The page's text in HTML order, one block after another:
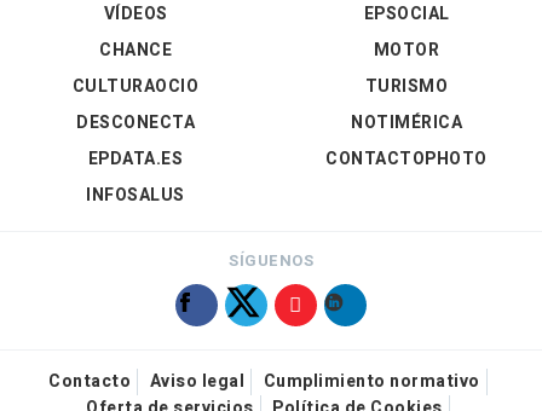
VÍDEOS
EPSOCIAL
CHANCE
CULTURAOCIO
DESCONECTA
EPDATA.ES
INFOSALUS
MOTOR
TURISMO
NOTIMÉRICA
CONTACTOPHOTO
SÍGUENOS
Contacto Aviso legal
Cumplimiento normativo